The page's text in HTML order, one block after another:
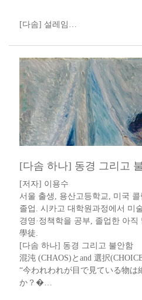
[다솜] 설레임​…
[다솜 하나] 동경 그리고
[저자] 이용수 ​​
서울 출생, 용산고등학교, 미국
졸업. 시카고 대학원과정에서 미
경영·정책학을 공부, 졸업한 아
學徒​.​​​​
[다솜 하나] 동경 그리고 불안함
混沌 (CHAOS)とand 選択
“今われわれが目で見ている物は
か？�…